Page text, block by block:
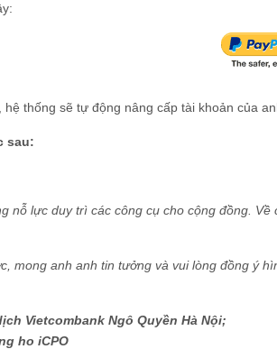
thống sẽ tự động nâng cấp tài khoản của
sau:
nỗ lực duy trì các công cụ cho cộng đồng.
mong anh anh tin tưởng và vui lòng đồng ý
Vietcombank Ngô Quyền Hà Nội;
ho iCPO